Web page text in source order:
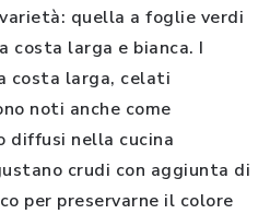
quella a foglie verdi
costa larga e bianca. I
costa larga, celati
noti anche come
diffusi nella cucina
crudi con aggiunta di
per preservarne il colore